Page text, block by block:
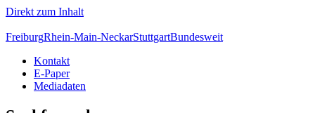
Direkt zum Inhalt
FreiburgRhein-Main-NeckarStuttgartBundesweit
Kontakt
E-Paper
Mediadaten